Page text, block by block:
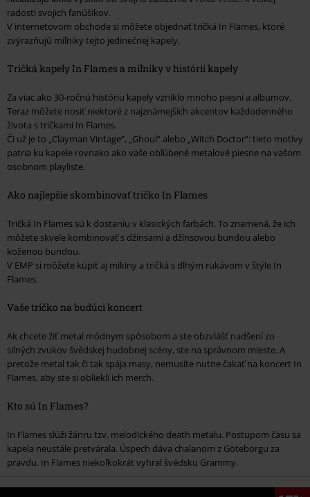
radosti svojich fanúšikov.
V internetovom obchode si môžete objednať tričká In Flames, ktoré
zvýrazňujú míľniky tejto jedinečnej kapely.
Tričká kapely In Flames a míľniky v histórii kapely
Za viac ako 30-ročnú históriu kapely vzniklo mnoho piesní a albumov.
Teraz môžete nosiť niektoré z najznámejších akcentov každodenného
života s tričkami In Flames.
Či už je to „Clayman Vintage“, „Ghoul“ alebo „Witch Doctor“: tieto motívy
patria ku kapele rovnako ako vaše obľúbené metalové piesne na vašom
osobnom playliste.
Ako najlepšie skombinovať tričko In Flames
Tričká In Flames sú k dostaniu v klasických farbách. To znamená, že ich
môžete skvele kombinovať s džínsami a džínsovou bundou alebo
koženou bundou.
V EMP si môžete kúpiť aj mikiny a tričká s dlhým rukávom v štýle In
Flames.
Vaše tričko na budúci koncert
Ak chcete žiť metal módnym spôsobom a ste obzvlášť nadšení zo
silných zvukov švédskej hudobnej scény, ste na správnom mieste. A
pretože metal tak či tak spája masy, nemusíte nutne čakať na koncert In
Flames, aby ste si obliekli ich merch.
Kto sú In Flames?
In Flames slúži žánru tzv. melodického death metalu. Postupom času sa
kapela neustále pretvárala. Úspech dáva chalanom z Göteborgu za
pravdu. In Flames niekoľkokrát vyhral švédsku Grammy.